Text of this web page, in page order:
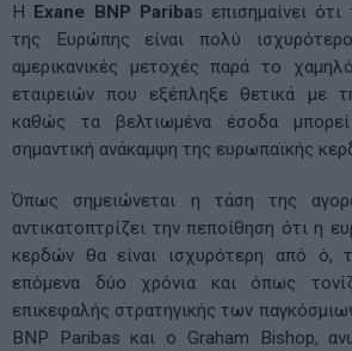
Η Exane BNP Paribas επισημαίνει
της Ευρώπης είναι πολύ
αμερικανικές μετοχές παρά το
εταιρειών που εξέπληξε θετικά με
καθώς τα βελτιωμένα έσοδα
σημαντική ανάκαμψη της ευρωπαϊκής
Όπως σημειώνεται η τάση της
αντικατοπτρίζει την πεποίθηση ότι η
κερδών θα είναι ισχυρότερη από ό,
επόμενα δύο χρόνια και όπως
επικεφαλής στρατηγικής των
BNP Paribas και ο Graham Bishop,